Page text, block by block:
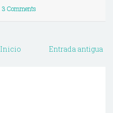
3 Comments
Entrada antigua
Inicio